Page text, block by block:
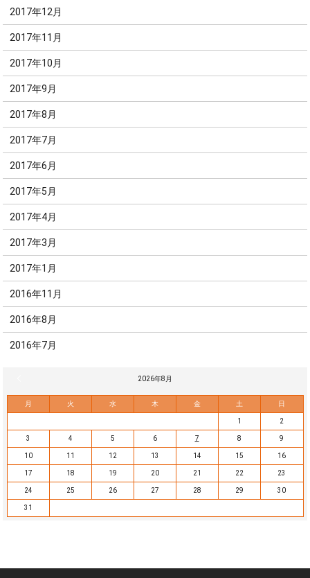
2017年12月
2017年11月
2017年10月
2017年9月
2017年8月
2017年7月
2017年6月
2017年5月
2017年4月
2017年3月
2017年1月
2016年11月
2016年8月
2016年7月
2026年8月
月 火 水 木 金 土 日
1 2
3 4 5 6 7 8 9
10 11 12 13 14 15 16
17 18 19 20 21 22 23
24 25 26 27 28 29 30
31